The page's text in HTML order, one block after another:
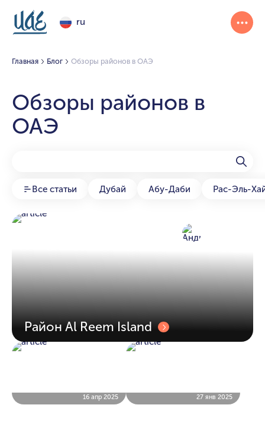
ru
Главная Блог Обзоры районов в ОАЭ
Обзоры районов в
ОАЭ
Все статьи Дубай Абу-Даби Рас-Эль-
Район Al Reem Island
16 апр 2025 27 янв 2025